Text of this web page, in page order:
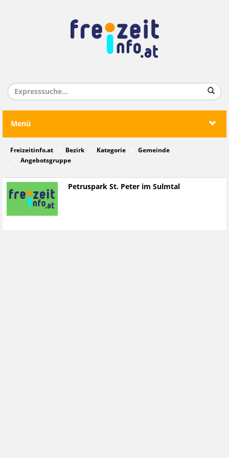
Menü
Freizeitinfo.at Bezirk Kategorie
Gemeinde
Angebotsgruppe
Petruspark St. Peter im Sulmtal